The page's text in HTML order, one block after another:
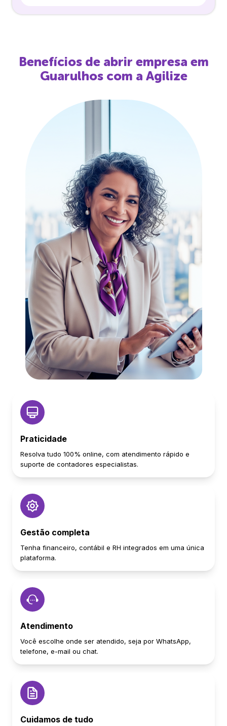
Benefícios de abrir empresa em
Guarulhoscom a Agilize
Praticidade
Resolva tudo 100% online, com atendimento rápido e
suporte de contadores especialistas.
Gestão completa
Tenha financeiro, contábil e RH integrados em uma única
plataforma.
Atendimento
Você escolhe onde ser atendido, seja por WhatsApp,
telefone, e-mail ou chat.
Cuidamos de tudo